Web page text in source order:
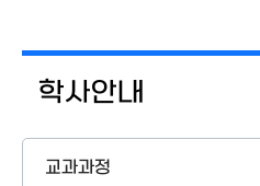
학사안내
교과과정